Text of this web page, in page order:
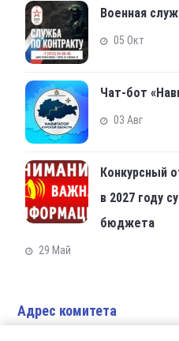
Военная
05 Окт
Чат-бот
03 Авг
Конкурсный
в 2027 году
бюджета
29 Май
Адрес комитета